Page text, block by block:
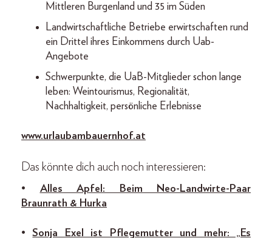
Mittleren Burgenland und 35 im Süden
Landwirtschaftliche Betriebe erwirtschaften rund
ein Drittel ihres Einkommens durch Uab-
Angebote
Schwerpunkte, die UaB-Mitglieder schon lange
leben: Weintourismus, Regionalität,
Nachhaltigkeit, persönliche Erlebnisse
www.urlaubambauernhof.at
Das könnte dich auch noch interessieren:
• Alles Apfel: Beim Neo-Landwirte-Paar
Braunrath & Hurka
•Sonja Exel ist Pflegemutter und mehr: „Es